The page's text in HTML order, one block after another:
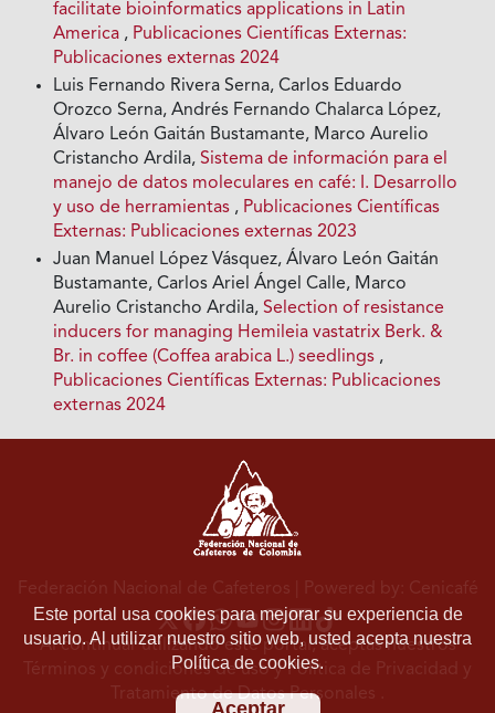
facilitate bioinformatics applications in Latin
America , Publicaciones Científicas Externas:
Publicaciones externas 2024
Luis Fernando Rivera Serna, Carlos Eduardo
Orozco Serna, Andrés Fernando Chalarca López,
Álvaro León Gaitán Bustamante, Marco Aurelio
Cristancho Ardila,Sistema de información para el
manejo de datos moleculares en café: I. Desarrollo
y uso de herramientas , Publicaciones Científicas
Externas: Publicaciones externas 2023
Juan Manuel López Vásquez, Álvaro León Gaitán
Bustamante, Carlos Ariel Ángel Calle, Marco
Aurelio Cristancho Ardila,Selection of resistance
inducers for managing Hemileia vastatrix Berk. &
Br. in coffee (Coffea arabica L.) seedlings ,
Publicaciones Científicas Externas: Publicaciones
externas 2024
Este portal usa cookies para mejorar su experiencia de
usuario. Al utilizar nuestro sitio web, usted acepta nuestra
Política de cookies.
Aceptar
Federación Nacional de Cafeteros | Powered by: Cenicafé
Al continuar utilizando este portal, aceptas nuestros
Términos y condiciones de usoyPolítica de Privacidad y
Tratamiento de Datos Personales